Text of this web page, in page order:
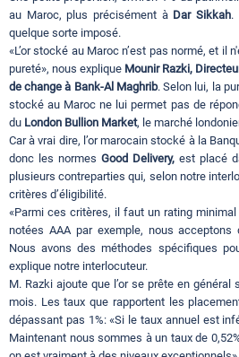
au Maroc, plus précisément à Dar Sikkah.
quelque sorte imposé.
«L’or stocké au Maroc n’est pas normé, et il
pureté», nous explique Mounir Razki,
de change à Bank-Al Maghrib. Selon lui, la
stocké au Maroc ne lui permet pas de
du London Bullion Market, le marché
Car à vrai dire, l’or marocain stocké à la
donc les normes Good Delivery, est placé
plusieurs contreparties qui, selon notre
critères d’éligibilité.
«Parmi ces critères, il faut un rating minimal
notées AAA par exemple, nous acceptons
Nous avons des méthodes spécifiques
explique notre interlocuteur.
M. Razki ajoute que l’or se prête en
mois. Les taux que rapportent les
dépassant pas 1%: «Si le taux annuel est
Maintenant nous sommes à un taux de